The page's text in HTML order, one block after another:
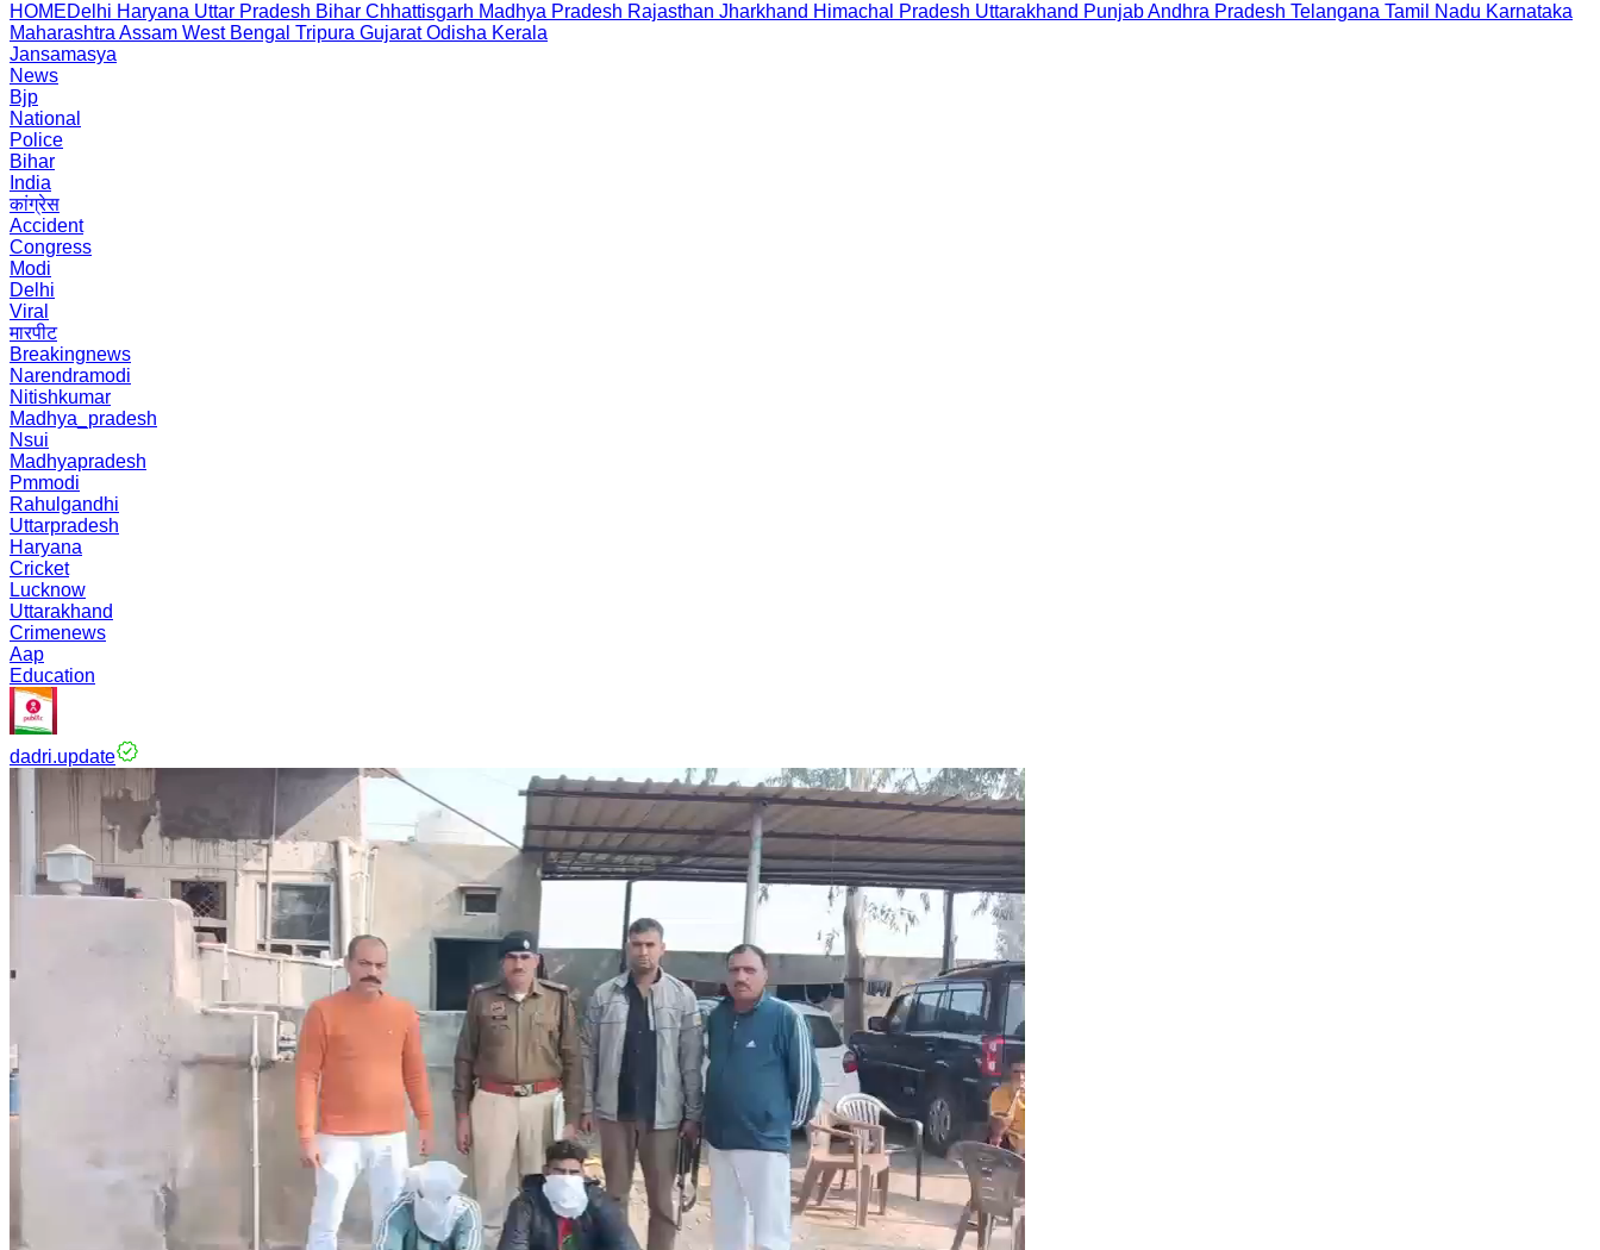
HOMEDelhi Haryana Uttar Pradesh Bihar Chhattisgarh Madhya Pradesh Rajasthan Jharkhand Himachal Pradesh Uttarakhand PunjabAndhra Pradesh Telangana Tamil Nadu Karnataka
Maharashtra Assam West Bengal Tripura Gujarat Odisha Kerala
Jansamasya
News
Bjp
National
Police
Bihar
India
कांग्रेस
Accident
Congress
Modi
Delhi
Viral
मारपीट
Breakingnews
Narendramodi
Nitishkumar
Madhya_pradesh
Nsui
Madhyapradesh
Pmmodi
Rahulgandhi
Uttarpradesh
Haryana
Cricket
Lucknow
Uttarakhand
Crimenews
Aap
Education
dadri.update